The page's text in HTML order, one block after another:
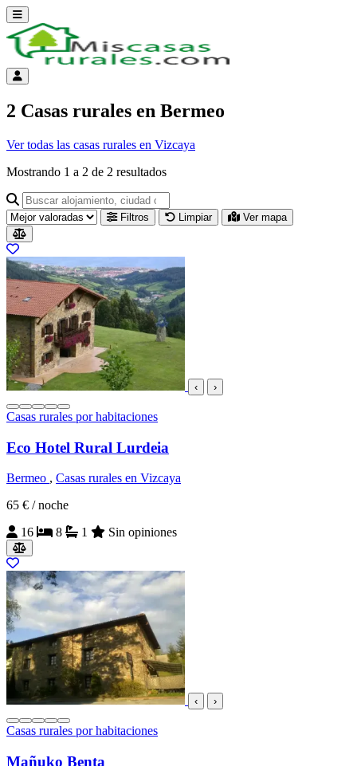
Abrir menú
Menú de cuenta
2 Casas rurales en Bermeo
Ver todas las casas rurales en Vizcaya
Mostrando 1 a 2 de 2 resultados
Buscar alojamiento, ciudad o provincia para ir a su página
Filtros Limpiar Ver mapa
Resultados del listado
‹ ›
Casas rurales por habitaciones
Eco Hotel Rural Lurdeia
Bermeo , Casas rurales en Vizcaya
65 € / noche
16
8 1 Sin opiniones
‹ ›
Casas rurales por habitaciones
Mañuko Benta